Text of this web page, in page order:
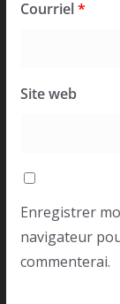
Courriel*
Site web
Enregistrer
navigateur
commenterai.